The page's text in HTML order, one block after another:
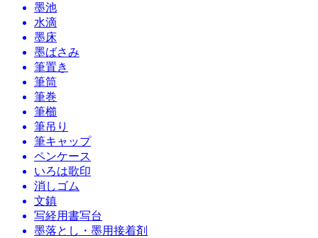
墨池
水滴
墨床
墨ばさみ
筆置き
筆筒
筆巻
筆櫛
筆吊り
筆キャップ
ペンケース
いろは歌印
消しゴム
文鎮
写経用書写台
墨落とし・墨用接着剤